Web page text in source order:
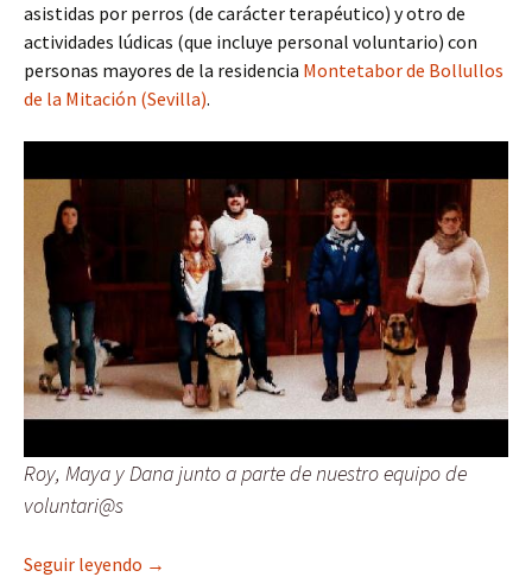
asistidas por perros (de carácter terapéutico) y otro de
actividades lúdicas (que incluye personal voluntario) con
personas mayores de la residencia Montetabor de Bollullos
de la Mitación (Sevilla).
Roy, Maya y Dana junto a parte de nuestro equipo de
voluntari@s
Seguir leyendo Roy: participa en actividades con mayores y
→